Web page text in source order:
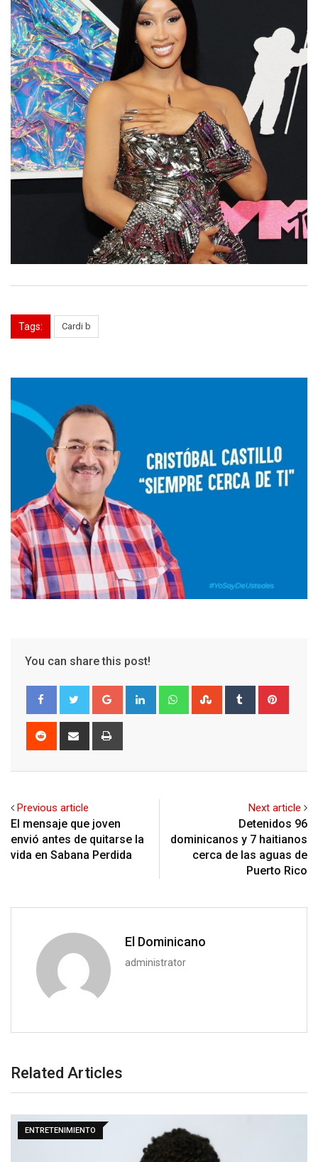
Tags: Cardi b
You can share this post!
Google+ LinkedIn WhatsappStumbleUpon
Tumblr
Reddit
Share
Previous article
El mensaje que joven
envió antes de quitarse la
vida en Sabana Perdida
Next article
Detenidos 96
dominicanos y 7 haitianos
cerca de las aguas de
Puerto Rico
El Dominicano
administrator
Related Articles
ENTRETENIMIENTO